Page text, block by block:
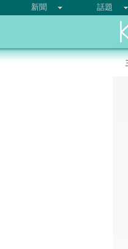
新聞 話題